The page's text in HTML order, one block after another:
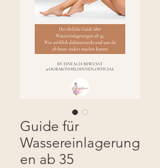
Guide für
Wassereinlagerung
en ab 35